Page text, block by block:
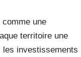
comme une
territoire une
les investissements